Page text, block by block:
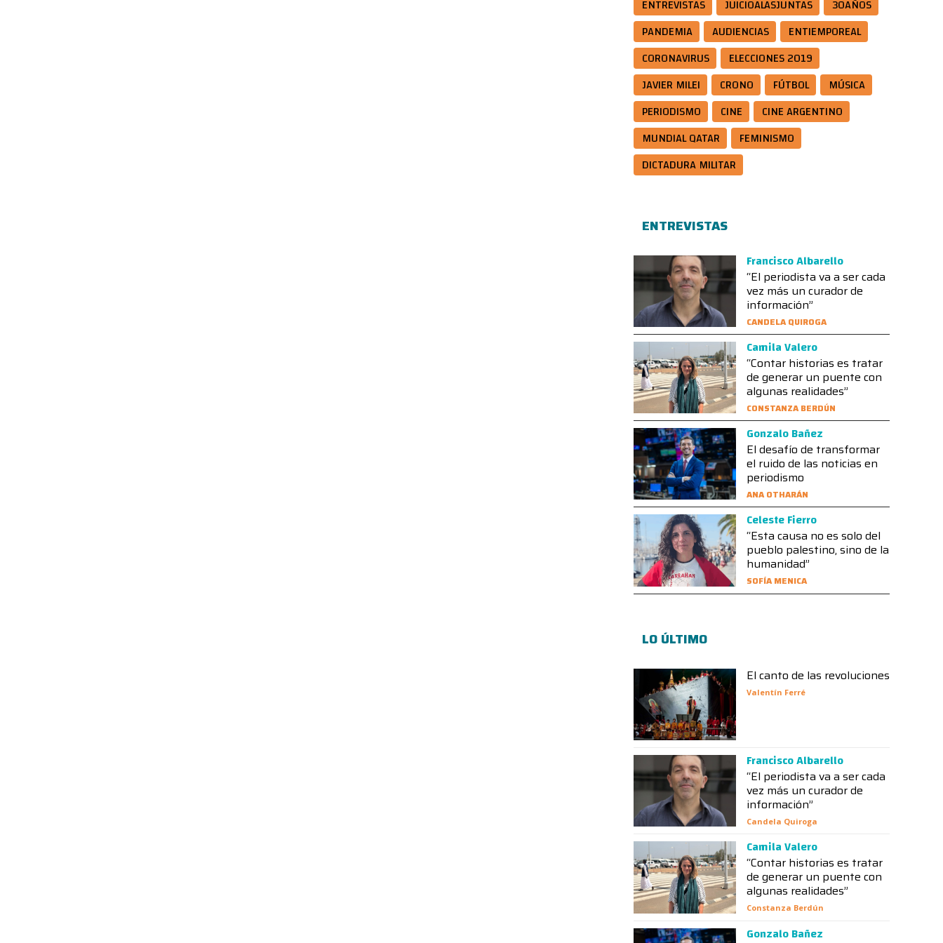
ENTREVISTAS
JUICIOALASJUNTAS
30AÑOS
PANDEMIA
AUDIENCIAS
ENTIEMPOREAL
CORONAVIRUS
ELECCIONES 2019
JAVIER MILEI
CRONO FÚTBOL
MÚSICA
PERIODISMO
CINE
CINE ARGENTINO
MUNDIAL QATAR
FEMINISMO
DICTADURA MILITAR
ENTREVISTAS
Francisco Albarello
“El periodista va a ser cada
vez más un curador de
información”
CANDELA QUIROGA
Camila Valero
“Contar historias es tratar
de generar un puente con
algunas realidades”
CONSTANZA BERDÚN
Gonzalo Bañez
El desafío de transformar
el ruido de las noticias en
periodismo
ANA OTHARÁN
Celeste Fierro
“Esta causa no es solo del
pueblo palestino, sino de la
humanidad”
SOFÍA MENICA
LO ÚLTIMO
El canto de las revoluciones
Valentín Ferré
Francisco Albarello
“El periodista va a ser cada
vez más un curador de
información”
Candela Quiroga
Camila Valero
“Contar historias es tratar
de generar un puente con
algunas realidades”
Constanza Berdún
Gonzalo Bañez